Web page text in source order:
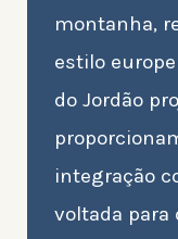
montanha,
estilo
do Jordão
integração
voltada